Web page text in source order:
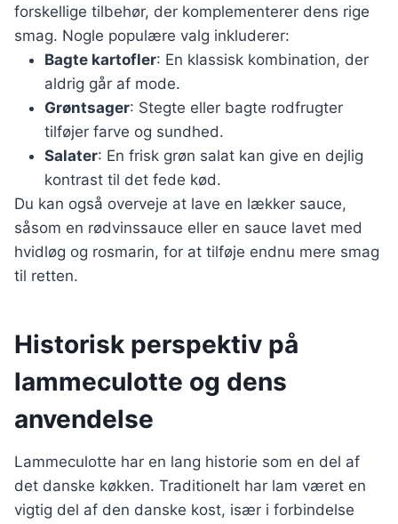
forskellige tilbehør, der komplementerer dens rige
smag. Nogle populære valg inkluderer:
Bagte kartofler: En klassisk kombination, der
aldrig går af mode.
Grøntsager: Stegte eller bagte rodfrugter
tilføjer farve og sundhed.
Salater: En frisk grøn salat kan give en dejlig
kontrast til det fede kød.
Du kan også overveje at lave en lækker sauce,
såsom en rødvinssauce eller en sauce lavet med
hvidløg og rosmarin, for at tilføje endnu mere smag
til retten.
Historisk perspektiv på
lammeculotte og dens
anvendelse
Lammeculotte har en lang historie som en del af
det danske køkken. Traditionelt har lam været en
vigtig del af den danske kost, især i forbindelse